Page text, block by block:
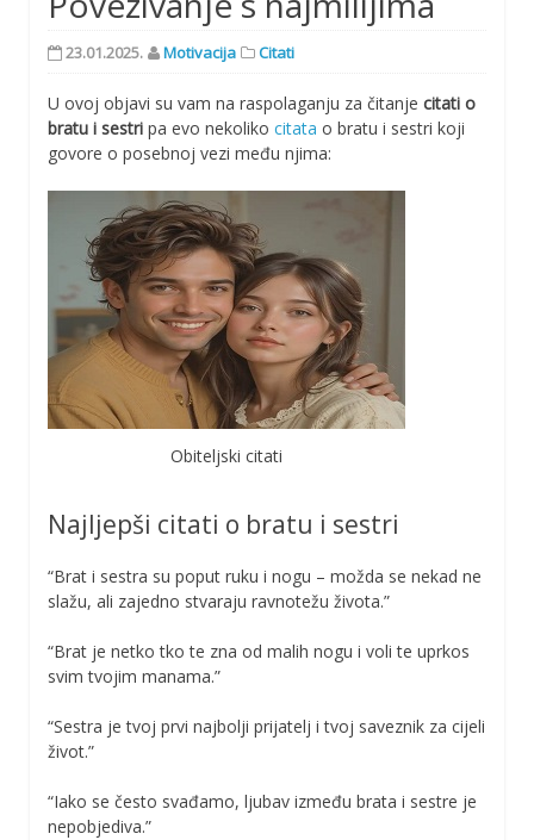
23.01.2025. Motivacija Citati
U ovoj objavi su vam na raspolaganju za čitanje citati o
bratu i sestri pa evo nekoliko citata o bratu i sestri koji
govore o posebnoj vezi među njima:
Obiteljski citati
Najljepši citati o bratu i sestri
“Brat i sestra su poput ruku i nogu – možda se nekad ne
slažu, ali zajedno stvaraju ravnotežu života.”
“Brat je netko tko te zna od malih nogu i voli te uprkos
svim tvojim manama.”
“Sestra je tvoj prvi najbolji prijatelj i tvoj saveznik za cijeli
život.”
“Iako se često svađamo, ljubav između brata i sestre je
nepobjediva.”